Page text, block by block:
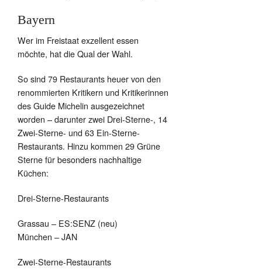
Bayern
Wer im Freistaat exzellent essen
möchte, hat die Qual der Wahl.
So sind 79 Restaurants heuer von den
renommierten Kritikern und Kritikerinnen
des Guide Michelin ausgezeichnet
worden – darunter zwei Drei-Sterne-, 14
Zwei-Sterne- und 63 Ein-Sterne-
Restaurants. Hinzu kommen 29 Grüne
Sterne für besonders nachhaltige
Küchen:
Drei-Sterne-Restaurants
Grassau – ES:SENZ (neu)
München – JAN
Zwei-Sterne-Restaurants